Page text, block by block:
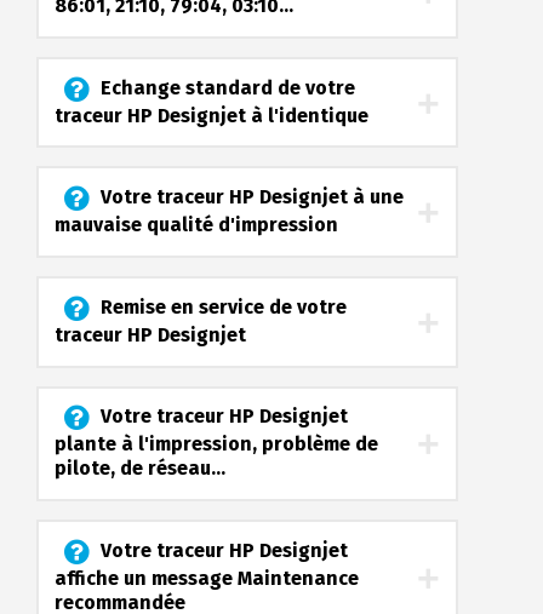
86:01, 21:10, 79:04, 03:10...
Echange standard de votre
traceur HP Designjet à l'identique
Votre traceur HP Designjet à une
mauvaise qualité d'impression
Remise en service de votre
traceur HP Designjet
Votre traceur HP Designjet
plante à l'impression, problème de
pilote, de réseau...
Votre traceur HP Designjet
affiche un message Maintenance
recommandée